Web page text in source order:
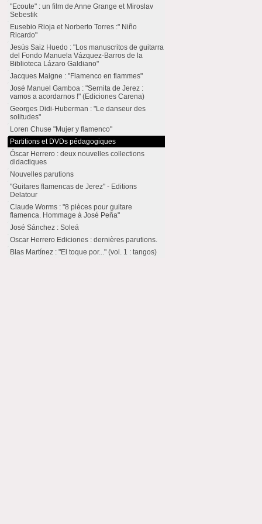
"Ecoute" : un film de Anne Grange et Miroslav
Sebestik
Eusebio Rioja et Norberto Torres :" Niño
Ricardo"
Jesús Saiz Huedo : "Los manuscritos de guitarra
del Fondo Manuela Vázquez-Barros de la
Biblioteca Lázaro Galdiano"
Jacques Maigne : "Flamenco en flammes"
José Manuel Gamboa : "Sernita de Jerez :
vamos a acordarnos !" (Ediciones Carena)
Georges Didi-Huberman : "Le danseur des
solitudes"
Loren Chuse "Mujer y flamenco"
Partitions et DVDs pédagogiques
Óscar Herrero : deux nouvelles collections
didactiques
Nouvelles parutions
"Guitares flamencas de Jerez" - Editions
Delatour
Claude Worms : "8 pièces pour guitare
flamenca. Hommage à José Peña"
José Sánchez : Soleá
Oscar Herrero Ediciones : dernières parutions.
Blas Martínez : "El toque por..." (vol. 1 : tangos)